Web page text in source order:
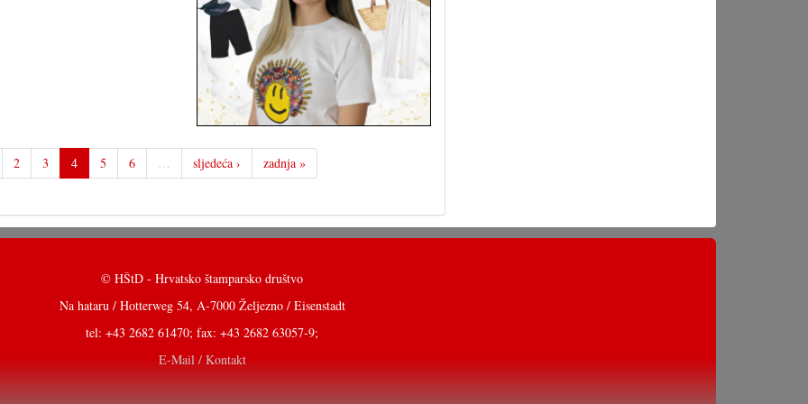
2 3 4 5 6 … sljedeća › zadnja »
© HŠtD - Hrvatsko štamparsko društvo
Na hataru / Hotterweg 54, A-7000 Željezno / Eisenstadt
tel: +43 2682 61470; fax: +43 2682 63057-9;
E-Mail / Kontakt